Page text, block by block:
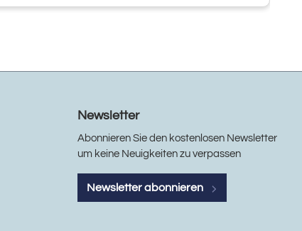
Newsletter
Abonnieren Sie den kostenlosen Newsletter
um keine Neuigkeiten zu verpassen
Newsletter abonnieren